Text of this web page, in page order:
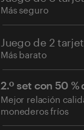
Más seguro
Juego de 2
Más barato
2.º set con 50
Mejor relación
monederos fríos